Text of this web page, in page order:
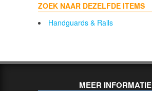
ZOEK NAAR DEZELFDE ITEMS
Handguards & Rails
MEER INFORMATIE